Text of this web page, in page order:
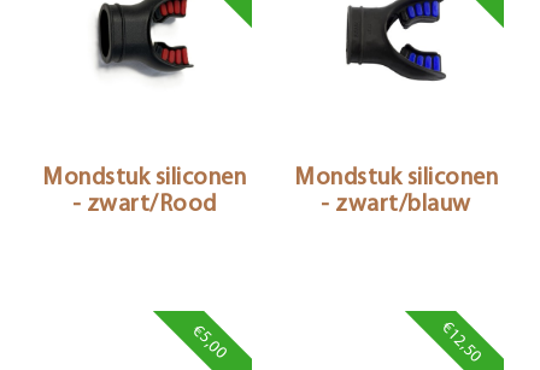
Mondstuk siliconen
- zwart/Rood
Mondstuk siliconen
- zwart/blauw
€5,00 €12,50